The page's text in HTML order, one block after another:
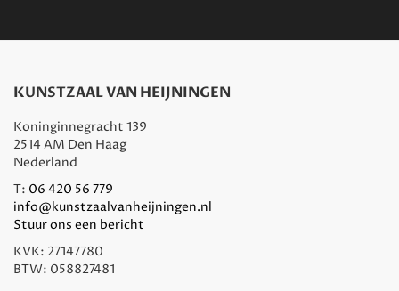
KUNSTZAAL VAN HEIJNINGEN
Koninginnegracht 139
2514 AM Den Haag
Nederland
T: 06 420 56 779
info@kunstzaalvanheijningen.nl
Stuur ons een bericht
KVK: 27147780
BTW: 058827481